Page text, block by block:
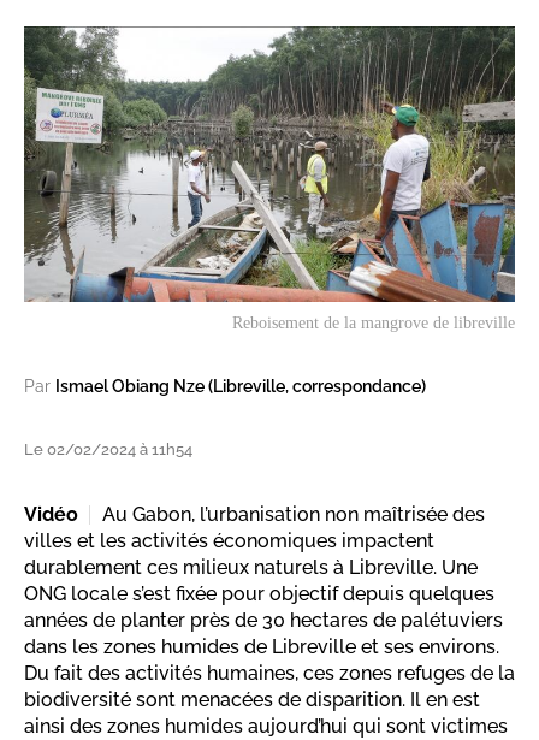
Reboisement de la mangrove de libreville
Par Ismael Obiang Nze (Libreville, correspondance)
Le 02/02/2024 à 11h54
Vidéo
Au Gabon, l’urbanisation non maîtrisée des
villes et les activités économiques impactent
durablement ces milieux naturels à Libreville. Une
ONG locale s’est fixée pour objectif depuis quelques
années de planter près de 30 hectares de palétuviers
dans les zones humides de Libreville et ses environs.
Du fait des activités humaines, ces zones refuges de la
biodiversité sont menacées de disparition. Il en est
ainsi des zones humides aujourd’hui qui sont victimes